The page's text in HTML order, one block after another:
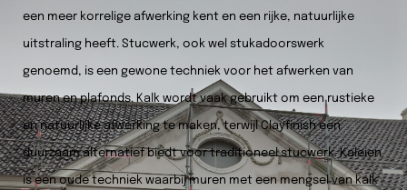
een meer korrelige afwerking kent en een rijke, natuurlijke
uitstraling heeft. Stucwerk, ook wel stukadoorswerk
genoemd, is een gewone techniek voor het afwerken van
muren en plafonds. Kalk wordt vaak gebruikt om een rustieke
en natuurlijke afwerking te maken, terwijl Clayfinish een
duurzaam alternatief biedt voor traditioneel stucwerk. Kaleien
is een oude techniek waarbij muren met een mengsel van kalk